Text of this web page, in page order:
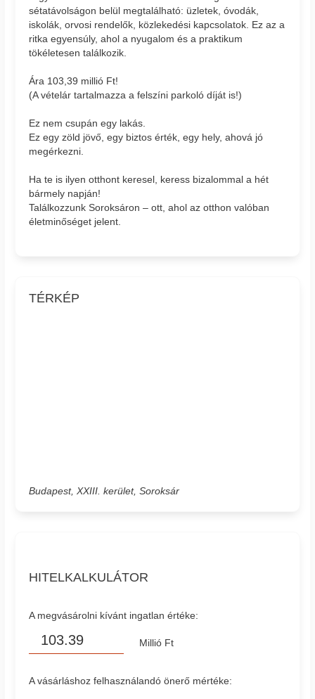
sétatávolságon belül megtalálható: üzletek, óvodák,
iskolák, orvosi rendelők, közlekedési kapcsolatok. Ez az a
ritka egyensúly, ahol a nyugalom és a praktikum
tökéletesen találkozik.
Ára 103,39 millió Ft!
(A vételár tartalmazza a felszíni parkoló díját is!)
Ez nem csupán egy lakás.
Ez egy zöld jövő, egy biztos érték, egy hely, ahová jó
megérkezni.
Ha te is ilyen otthont keresel, keress bizalommal a hét
bármely napján!
Találkozzunk Soroksáron – ott, ahol az otthon valóban
életminőséget jelent.
TÉRKÉP
Budapest, XXIII. kerület, Soroksár
HITELKALKULÁTOR
A megvásárolni kívánt ingatlan értéke:
Millió Ft
A vásárláshoz felhasználandó önerő mértéke: